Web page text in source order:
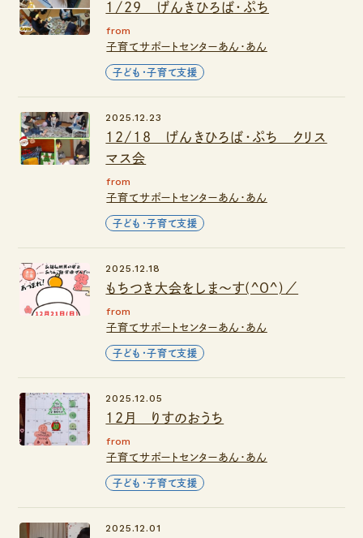
1/29 げんきひろば・ぷち
from
子育てサポートセンターあん・あん
子ども・子育て支援
12/18 げんきひろば・ぷち クリス
マス会
2025.12.23
from
子育てサポートセンターあん・あん
子ども・子育て支援
もちつき大会をしま～す(^O^)／
2025.12.18
from
子育てサポートセンターあん・あん
子ども・子育て支援
12月 りすのおうち
2025.12.05
from
子育てサポートセンターあん・あん
子ども・子育て支援
2025.12.01